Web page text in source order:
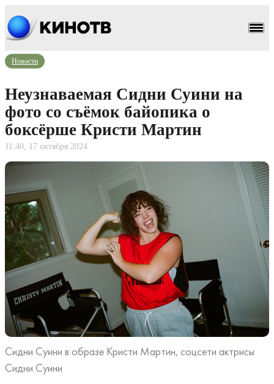
Новости
Неузнаваемая Сидни Суини на
фото со съёмок байопика о
боксёрше Кристи Мартин
11:40, 17 октября 2024
Сидни Суини в образе Кристи Мартин, соцсети актрисы
Сидни Суини